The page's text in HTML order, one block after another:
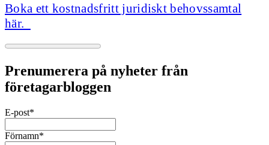
Boka ett kostnadsfritt juridiskt behovssamtal
här.
Prenumerera på nyheter från
företagarbloggen
E-post*
Förnamn*